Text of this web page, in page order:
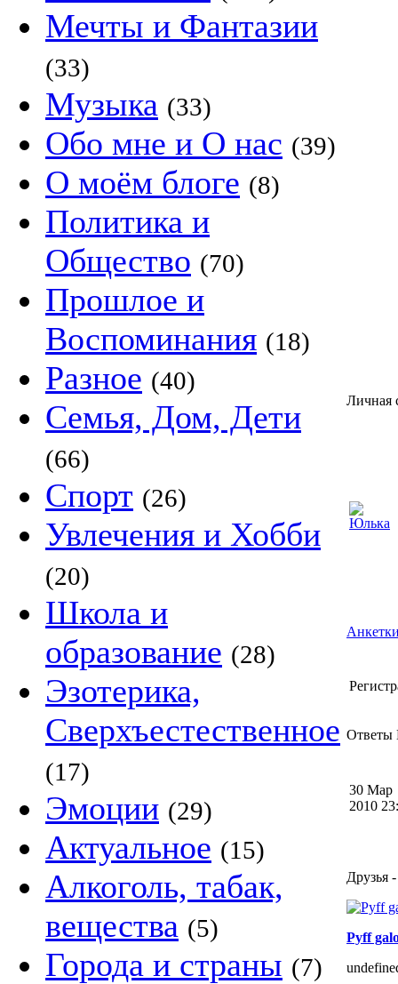
Мечты и Фантазии
(33)
Музыка (33)
Обо мне и О нас (39)
О моём блоге (8)
Политика и
Общество (70)
Прошлое и
Воспоминания (18)
Разное (40)
Семья, Дом, Дети
(66)
Спорт (26)
Увлечения и Хобби
(20)
Школа и
образование (28)
Эзотерика,
Сверхъестественное
(17)
Эмоции (29)
Актуальное (15)
Алкоголь, табак,
вещества (5)
Города и страны (7)
Личная
Ответы
30 Мар
2010
Друзья
Pyff